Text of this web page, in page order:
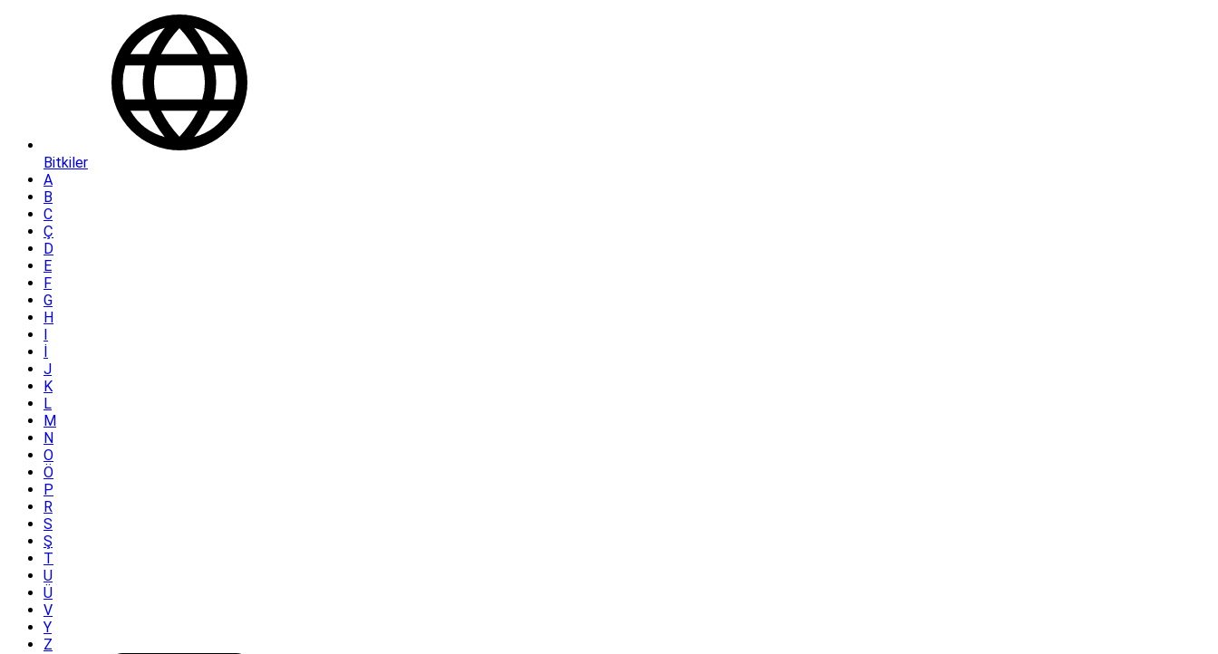
Bitkiler
A
B
C
Ç
D
E
F
G
H
I
İ
J
K
L
M
N
O
Ö
P
R
S
Ş
T
U
Ü
V
Y
Z